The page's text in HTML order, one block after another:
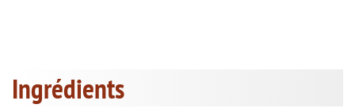
Ingrédients